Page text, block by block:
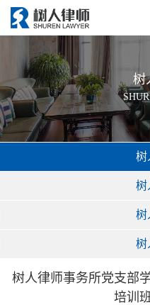
树
树
树
树
树
树人律师事务所党支部
培训